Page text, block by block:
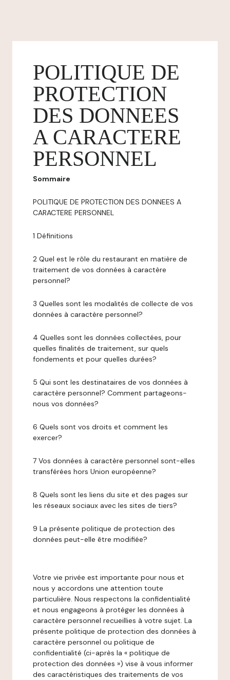
POLITIQUE DE
PROTECTION
DES DONNEES
A CARACTERE
PERSONNEL
Sommaire
POLITIQUE DE PROTECTION DES DONNEES A
CARACTERE PERSONNEL
1 Définitions
2 Quel est le rôle du restaurant en matière de
traitement de vos données à caractère
personnel?
3 Quelles sont les modalités de collecte de vos
données à caractère personnel?
4 Quelles sont les données collectées, pour
quelles finalités de traitement, sur quels
fondements et pour quelles durées?
5 Qui sont les destinataires de vos données à
caractère personnel? Comment partageons-
nous vos données?
6 Quels sont vos droits et comment les
exercer?
7 Vos données à caractère personnel sont-elles
transférées hors Union européenne?
8 Quels sont les liens du site et des pages sur
les réseaux sociaux avec les sites de tiers?
9 La présente politique de protection des
données peut-elle être modifiée?
Votre vie privée est importante pour nous et
nous y accordons une attention toute
particulière. Nous respectons la confidentialité
et nous engageons à protéger les données à
caractère personnel recueillies à votre sujet. La
présente politique de protection des données à
caractère personnel ou politique de
confidentialité (ci-après la « politique de
protection des données ») vise à vous informer
des caractéristiques des traitements de vos